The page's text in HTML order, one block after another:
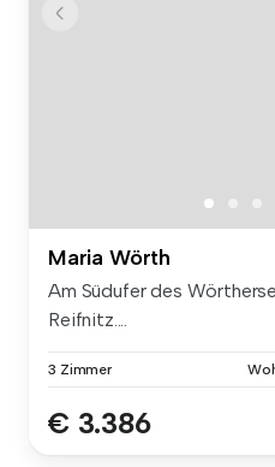
Maria Wörth
Am Südufer des
Reifnitz....
3 Zimmer
€ 3.386